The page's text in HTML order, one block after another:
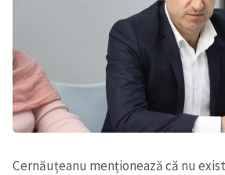
Trimite o informație
in English
на
Cernăuțeanu menționează că nu